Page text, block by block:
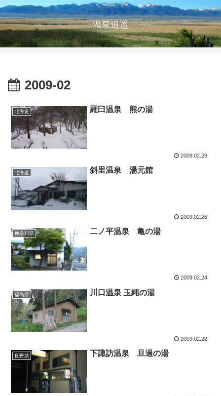
温泉逍遥
2009-02
北海道 羅臼温泉 熊の湯
2009.02.28
北海道 斜里温泉 湯元館
2009.02.26
神奈川県 二ノ平温泉 亀の湯
2009.02.24
福島県 川口温泉 玉縄の湯
2009.02.22
長野県 下諏訪温泉 旦過の湯